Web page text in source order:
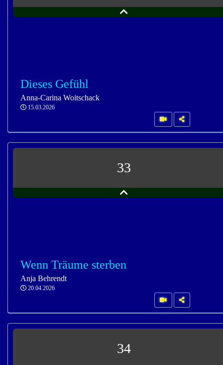
Dieses Gefühl
Anna-Carina Woitschack
15.03.2026
33
Wenn Träume sterben
Anja Behrendt
20.04.2026
34